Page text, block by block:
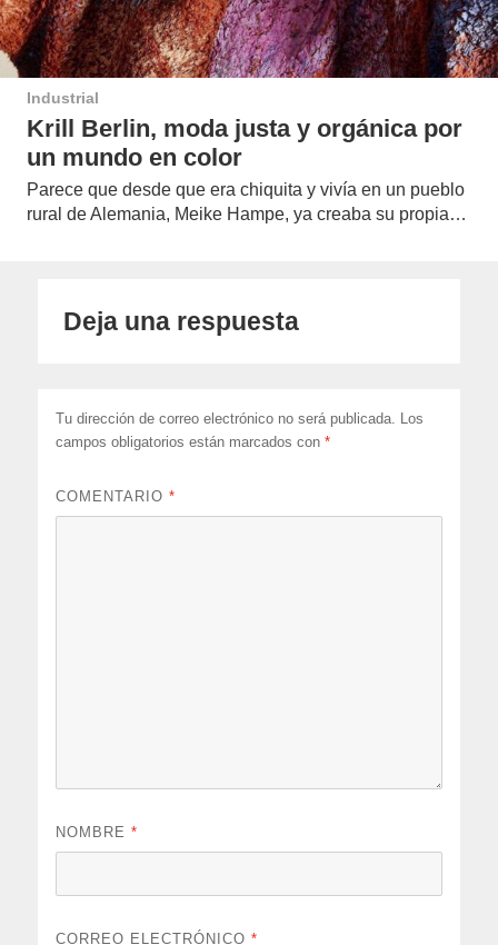
Industrial
Krill Berlin, moda justa y orgánica por
un mundo en color
Parece que desde que era chiquita y vivía en un pueblo
rural de Alemania, Meike Hampe, ya creaba su propia…
Deja una respuesta
Tu dirección de correo electrónico no será publicada. Los
campos obligatorios están marcados con*
COMENTARIO*
NOMBRE*
CORREO ELECTRÓNICO*